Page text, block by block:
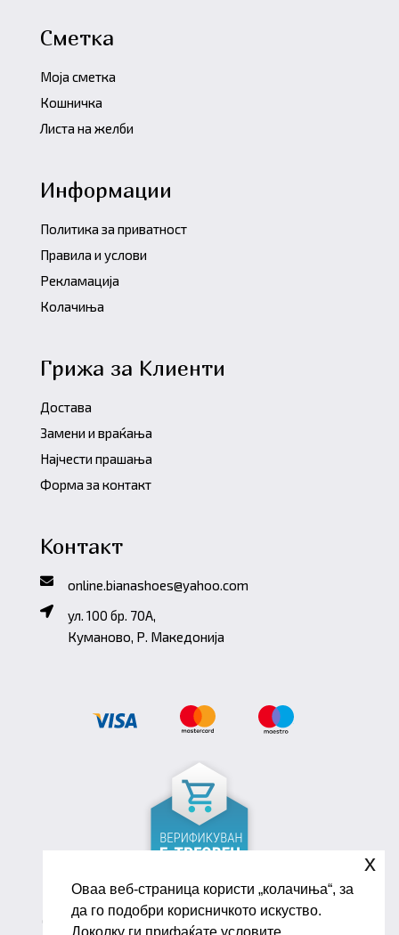
Сметка
Моја сметка
Кошничка
Листа на желби
Информации
Политика за приватност
Правила и услови
Рекламација
Колачиња
Грижа за Клиенти
Достава
Замени и враќања
Најчести прашања
Форма за контакт
Контакт
online.bianashoes@yahoo.com
ул. 100 бр. 70A,
Куманово, Р. Македонија
Copyright ©2026 Biana Shoes. Developed by
Оваа веб-страница користи „колачиња“, за
да го подобри корисничкото искуство.
x